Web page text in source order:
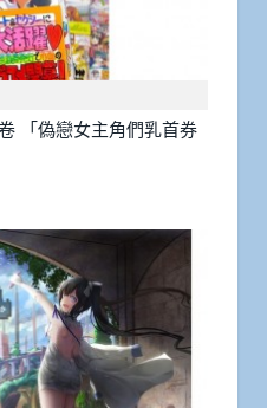
「偽戀女主角們乳首券